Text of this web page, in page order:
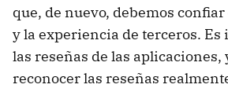
que, de nuevo, debemos
y la experiencia de terceros.
las reseñas de las aplicaciones,
reconocer las reseñas